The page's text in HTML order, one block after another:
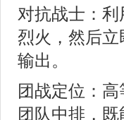
对抗战士：
烈火，然后
输出。
团战定位：
团队中排，